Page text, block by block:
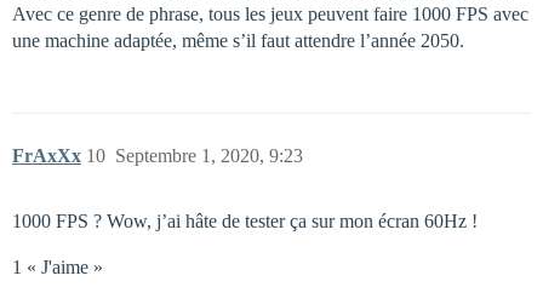
Avec ce genre de phrase, tous les jeux peuvent faire 1000 FPS avec
une machine adaptée, même s’il faut attendre l’année 2050.
FrAxXx Septembre 1, 2020, 9:23
10
1000 FPS ? Wow, j’ai hâte de tester ça sur mon écran 60Hz !
1 « J'aime »